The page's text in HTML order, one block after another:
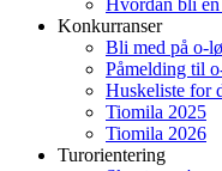
Konkurranser
Bli med på o-
Påmelding til
Huskeliste for
Tiomila 2025
Tiomila 2026
Turorientering